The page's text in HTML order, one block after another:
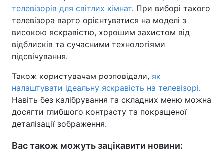
телевізорів для світлих кімнат. При виборі такого
телевізора варто орієнтуватися на моделі з
високою яскравістю, хорошим захистом від
відблисків та сучасними технологіями
підсвічування.
Також користувачам розповідали, як
налаштувати ідеальну яскравість на телевізорі.
Навіть без калібрування та складних меню можна
досягти глибшого контрасту та покращеної
деталізації зображення.
Вас також можуть зацікавити новини: